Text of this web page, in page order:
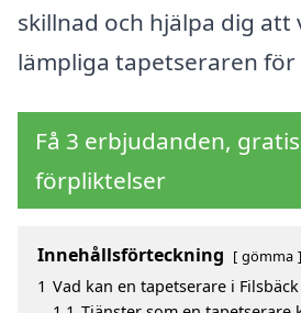
skillnad och hjälpa dig att
lämpliga tapetseraren
Få 3 erbjudanden,
förpliktelser
Innehållsförteckning gömma
1 Vad kan en tapetserare i